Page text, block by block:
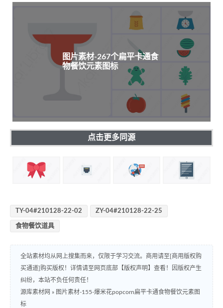
图片素材-267个扁平卡通食
物餐饮元素图标
点击更多同源
TY-04#210128-22-02 ZY-04#210128-22-25
食物餐饮道具
全站素材均从网上搜集而来，仅限于学习交流。商用请至[商用版权购
买通道]购买版权！详情请至网页底部【版权声明】查看！因版权产生
纠纷，本站不负任何责任！
源库素材网 » 图片素材-155-爆米花popcorn扁平卡通食物餐饮元素图
标